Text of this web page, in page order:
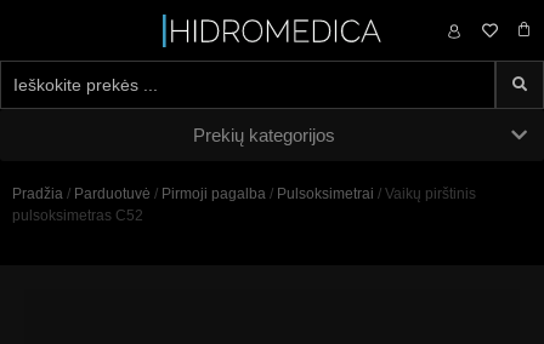
0,00 €
Prekių kategorijos
Pradžia / Parduotuvė / Pirmoji pagalba / Pulsoksimetrai / Vaikų pirštinis
pulsoksimetras C52